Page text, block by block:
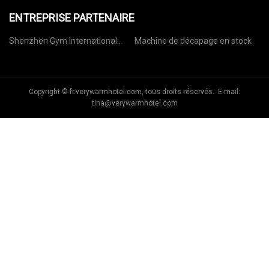
ENTREPRISE PARTENAIRE
Shenzhen Gym International
Machine de décapage en stock
Copyright © fr.verywarmhotel.com, tous droits réservés. E-mail:
tina@verywarmhotel.com